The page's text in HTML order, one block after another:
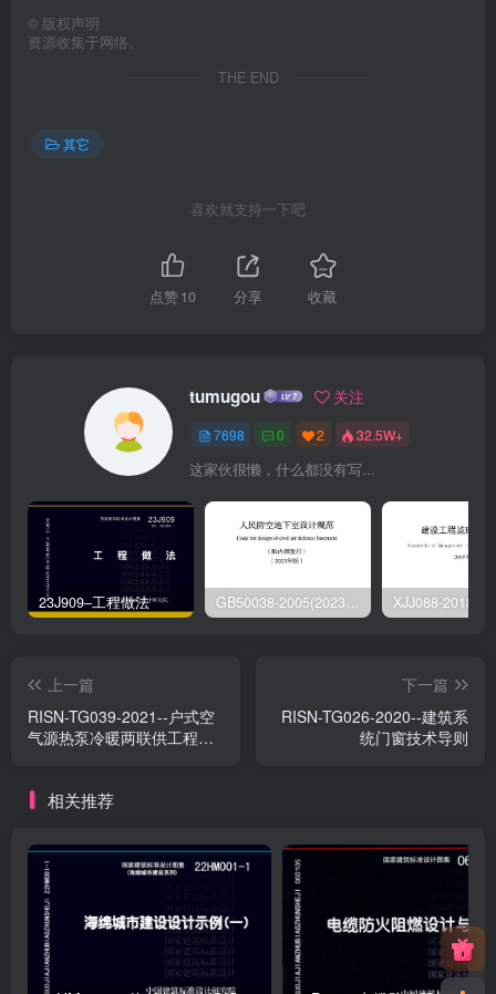
© 版权声明
资源收集于网络。
THE END
其它
喜欢就支持一下吧
点赞10 分享 收藏
tumugou 关注
7698 0 2 32.5W+
这家伙很懒，什么都没有写...
23J909–工程做法 GB50038-2005(2023版)–人民防空地下室设计规范
上一篇
RISN-TG039-2021--户式空
气源热泵冷暖两联供工程技
下一篇
RISN-TG026-2020--建筑系
统门窗技术导则
相关推荐